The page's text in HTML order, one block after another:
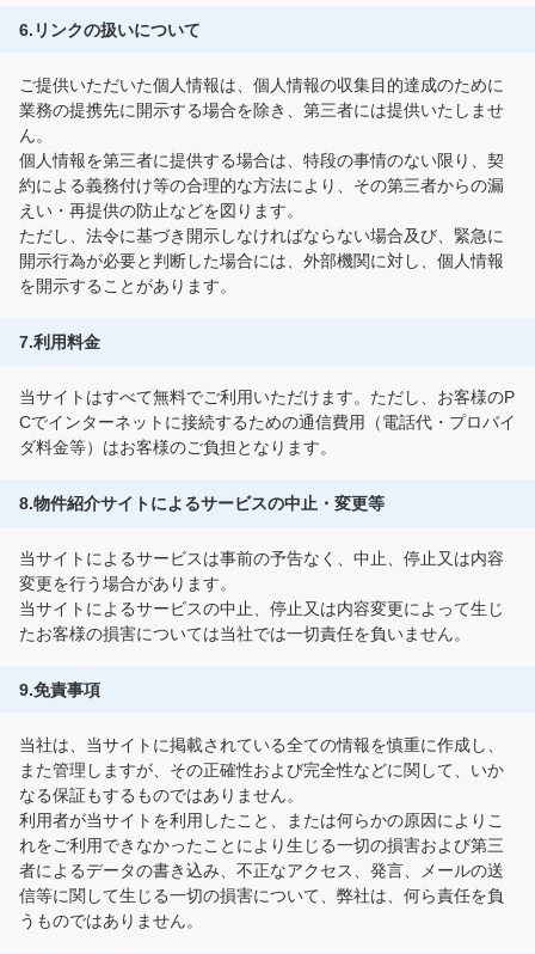
6.リンクの扱いについて
ご提供いただいた個人情報は、個人情報の収集目的達成のために
業務の提携先に開示する場合を除き、第三者には提供いたしませ
ん。
個人情報を第三者に提供する場合は、特段の事情のない限り、契
約による義務付け等の合理的な方法により、その第三者からの漏
えい・再提供の防止などを図ります。
ただし、法令に基づき開示しなければならない場合及び、緊急に
開示行為が必要と判断した場合には、外部機関に対し、個人情報
を開示することがあります。
7.利用料金
当サイトはすべて無料でご利用いただけます。ただし、お客様のP
Cでインターネットに接続するための通信費用（電話代・プロバイ
ダ料金等）はお客様のご負担となります。
8.物件紹介サイトによるサービスの中止・変更等
当サイトによるサービスは事前の予告なく、中止、停止又は内容
変更を行う場合があります。
当サイトによるサービスの中止、停止又は内容変更によって生じ
たお客様の損害については当社では一切責任を負いません。
9.免責事項
当社は、当サイトに掲載されている全ての情報を慎重に作成し、
また管理しますが、その正確性および完全性などに関して、いか
なる保証もするものではありません。
利用者が当サイトを利用したこと、または何らかの原因によりこ
れをご利用できなかったことにより生じる一切の損害および第三
者によるデータの書き込み、不正なアクセス、発言、メールの送
信等に関して生じる一切の損害について、弊社は、何ら責任を負
うものではありません。